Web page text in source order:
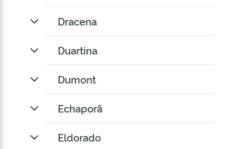
Dracena
Duartina
Dumont
Echaporã
Eldorado